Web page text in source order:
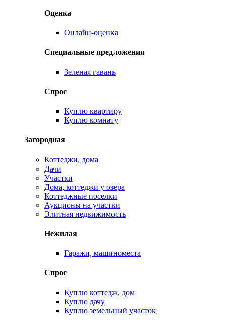
Оценка
Онлайн-оценка
Специальные предложения
Зеленая гавань
Спрос
Куплю квартиру
Куплю комнату
Загородная
Коттеджи, дома
Дачи
Участки
Дома, коттеджи у озера
Коттеджные поселки
Аукционы на участки
Элитная недвижимость
Нежилая
Гаражи, машиноместа
Спрос
Куплю коттедж, дом
Куплю дачу
Куплю земельный участок